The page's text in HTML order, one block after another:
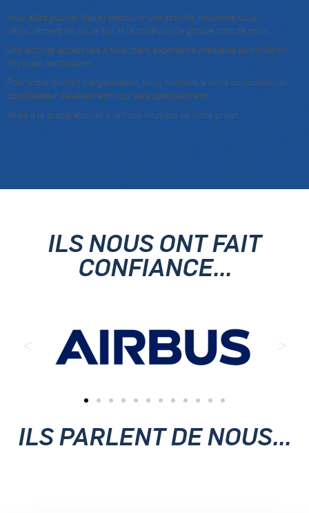
Vous allez pouvoir (faire) découvrir une activité innovante où le
dépassement de soi, le fun et la cohésion de groupe sont de mise.
Une activité accessible à tous, sans expérience préalable ou condition
physique particulière.
Pour votre confort d’organisation, nous mettons à votre disposition un
coordinateur d’événements qui sera spécialement
dédié à la préparation et à la mise en place de votre projet.
ILS NOUS ONT FAIT
CONFIANCE...
ILS PARLENT DE NOUS...